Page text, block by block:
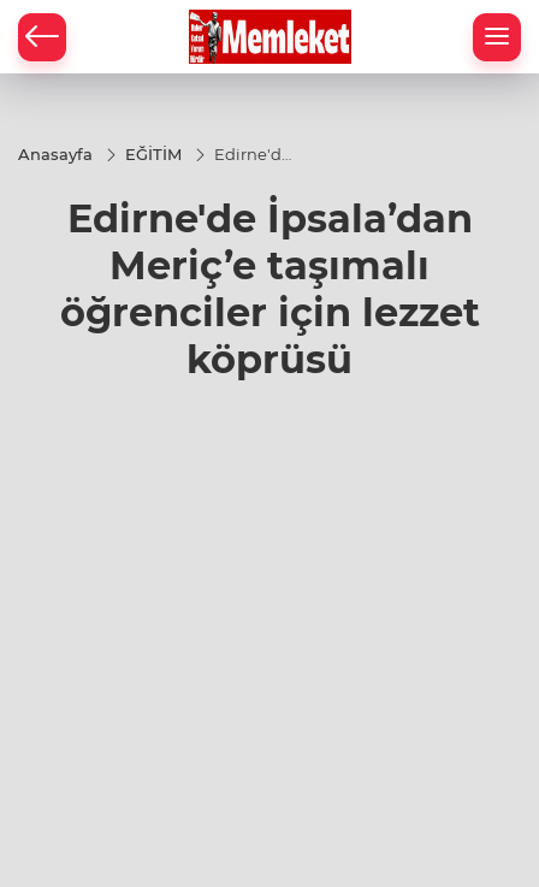
Anasayfa EĞİTİM
Edirne'de
taşımalı
öğrenciler
için lezzet
köprüsü
Edirne'de İpsala’dan
Meriç’e taşımalı
öğrenciler için lezzet
köprüsü